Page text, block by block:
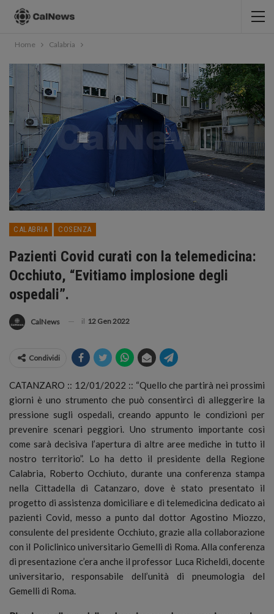
Home Calabria
CALABRIA COSENZA
Pazienti Covid curati con la telemedicina:
Occhiuto, “Evitiamo implosione degli
ospedali”.
CalNews il 12 Gen 2022
Condividi
CATANZARO :: 12/01/2022 :: “Quello che partirà nei prossimi
giorni è uno strumento che può consentirci di alleggerire la
pressione sugli ospedali, creando appunto le condizioni per
prevenire scenari peggiori. Uno strumento importante così
come sarà decisiva l’apertura di altre aree mediche in tutto il
nostro territorio”. Lo ha detto il presidente della Regione
Calabria, Roberto Occhiuto, durante una conferenza stampa
nella Cittadella di Catanzaro, dove è stato presentato il
progetto di assistenza domiciliare e di telemedicina dedicato ai
pazienti Covid, messo a punto dal dottor Agostino Miozzo,
consulente del presidente Occhiuto, grazie alla collaborazione
con il Policlinico universitario Gemelli di Roma. Alla conferenza
di presentazione c’era anche il professor Luca Richeldi, docente
universitario, responsabile dell’unità di pneumologia del
Gemelli di Roma.